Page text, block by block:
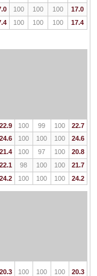
100 100 100
17.0
100 100 100 17.4
22.9 100 99 100
22.7
24.6 100 100 100
24.6
21.4 100 97 100
20.8
22.1 98 100 100
21.7
24.2 100 100 100 24.2
20.3 100 100 100 20.3